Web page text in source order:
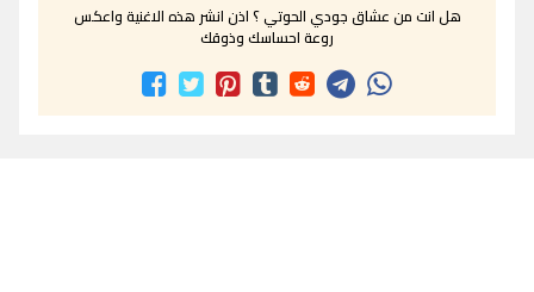
هل انت من عشاق جودي الحوتي ؟ اذن انشر هذه الاغنية واعكس
روعة احساسك وذوقك